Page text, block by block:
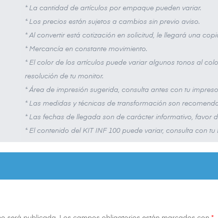
* La cantidad de artículos por empaque pueden variar.
* Los precios están sujetos a cambios sin previo aviso.
* Al convertir está cotización en solicitud, le llegará una
* Mercancía en constante movimiento.
* El color de los artículos puede variar algunos tonos al
resolución de tu monitor.
* Área de impresión sugerida, consulta antes con tu
* Las medidas y técnicas de transformación son
* Las fechas de llegada son de carácter informativo, favor
* El contenido del KIT INF 100 puede variar, consulta con tu